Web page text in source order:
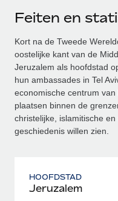
Feiten en
Kort na de Tweede
oostelijke kant van de
Jeruzalem als hoofdstad
hun ambassades in Tel
economische centrum
plaatsen binnen de
christelijke, islamitische
geschiedenis willen zien.
HOOFDSTAD
Jeruzalem